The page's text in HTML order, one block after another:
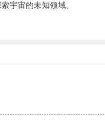
宇宙的未知领域。